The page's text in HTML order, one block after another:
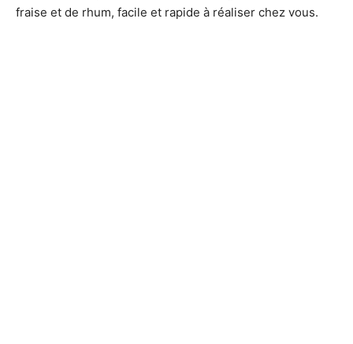
fraise et de rhum, facile et rapide à réaliser chez vous.